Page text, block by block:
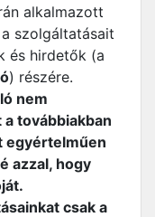
alkalmazott
szolgáltatásait
és hirdetők (a
) részére.
nem
továbbiakban
egyértelműen
azzal, hogy
csak a